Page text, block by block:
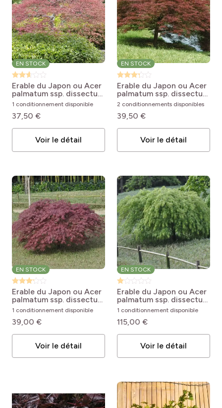
EN STOCK
Erable du Japon ou Acer
palmatum ssp. dissectum
Crimson Queen Acer
palmatum var. dissectum
Crimson Queen
1 conditionnement disponible
37,50 €
Voir le détail
EN STOCK
Erable du Japon ou Acer
palmatum ssp. dissectum
Garnet Acer palmatum
Dissectum Garnet
2 conditionnements disponibles
39,50 €
Voir le détail
EN STOCK
Erable du Japon ou Acer
palmatum ssp. dissectum
Inaba Shidare Acer
palmatum Dissectum
Inaba-Shidare
1 conditionnement disponible
39,00 €
Voir le détail
EN STOCK
Erable du Japon ou Acer
palmatum ssp. dissectum
Viridis Acer palmatum
Dissectum Viridis
1 conditionnement disponible
115,00 €
Voir le détail